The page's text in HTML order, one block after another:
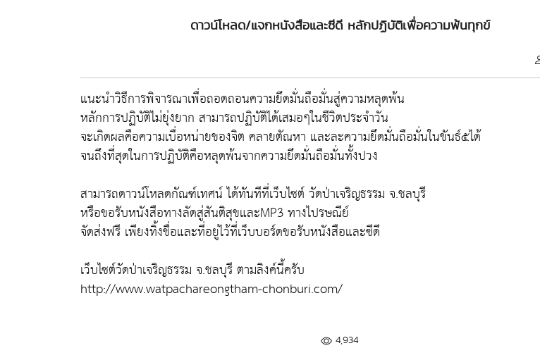
ดาวน์โหลด/แจกหนังสือและซีดี หลักปฏิบัติเพื่อความพ้นทุกข์
แนะนำวิธีการพิจารณาเพื่อถอดถอนความยึดมั่นถือมั่นสู่ความหลุดพ้น
หลักการปฏิบัติไม่ยุ่งยาก สามารถปฏิบัติได้เสมอๆในชีวิตประจำวัน
จะเกิดผลคือความเบื่อหน่ายของจิต คลายตัณหา และละความยึดมั่นถือมั่นในขันธ์๕ได้
จนถึงที่สุดในการปฏิบัติคือหลุดพ้นจากความยึดมั่นถือมั่นทั้งปวง
สามารถดาวน์โหลดกัณฑ์เทศน์ ได้ทันทีที่เว็บไซต์ วัดป่าเจริญธรรม จ.ชลบุรี
หรือขอรับหนังสือทางลัดสู่สันติสุขและMP3 ทางไปรษณีย์
จัดส่งฟรี เพียงทิ้งชื่อและที่อยู่ไว้ที่เว็บบอร์ดขอรับหนังสือและซีดี
เว็บไซต์วัดป่าเจริญธรรม จ.ชลบุรี ตามลิงค์นี้ครับ
http://www.watpachareongtham-chonburi.com/
4,934